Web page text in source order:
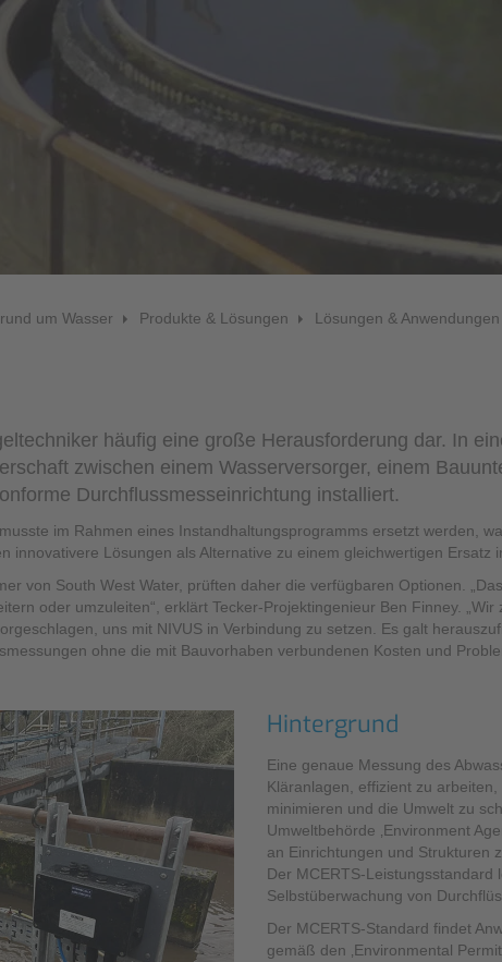
Füllstandsmessung
Berührungslose Füllstandsmessung
Hydrostatische Füllstandsmessung
Grenzstandmessung
Wasserqualität & Analyse
Zubehör
Ex-Modul / Multiplexer
Zubehörsoftware
um Wasser Produkte & Lösungen Lösungen & Anwendungen
häufig eine große Herausforderung dar. In
zwischen einem Wasserversorger, einem
Durchflussmesseinrichtung installiert.
im Rahmen eines Instandhaltungsprogramms ersetzt werden,
innovativere Lösungen als Alternative zu einem gleichwertigen Ersatz
von South West Water, prüften daher die verfügbaren Optionen.
oder umzuleiten“, erklärt Tecker-Projektingenieur Ben Finney.
uns mit NIVUS in Verbindung zu setzen. Es galt
ohne die mit Bauvorhaben verbundenen Kosten und
Hintergrund
Eine genaue Messung des
Kläranlagen, effizient zu
minimieren und die Umwelt zu
Umweltbehörde ‚Environment
an Einrichtungen und Strukturen
Der MCERTS-
Selbstüberwachung von
Der MCERTS-Standard findet
gemäß den ‚Environmental